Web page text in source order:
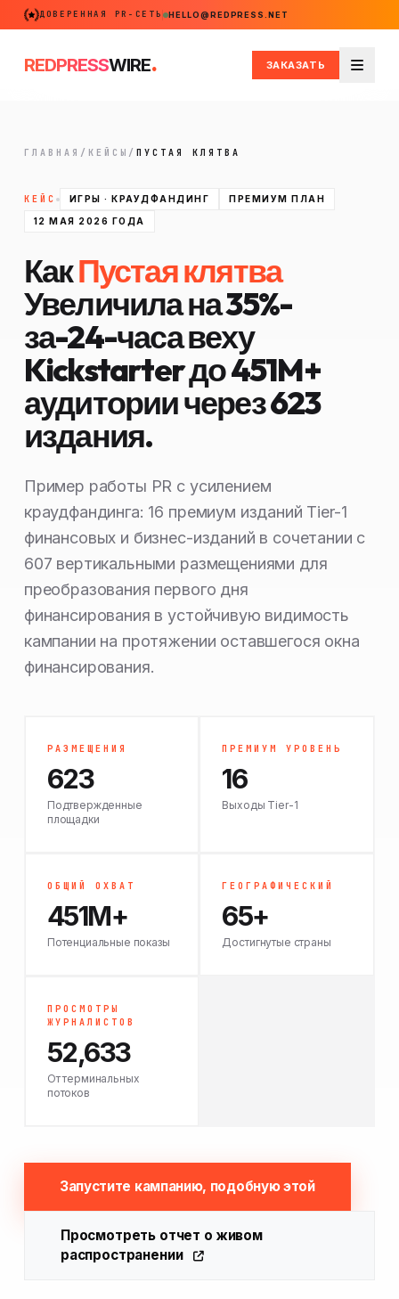
ДОВЕРЕННАЯ PR-СЕТЬ HELLO@REDPRESS.NET
REDPRESSWIRE. ЗАКАЗАТЬ
Меню
ГЛАВНАЯ / КЕЙСЫ / ПУСТАЯ КЛЯТВА
КЕЙС ИГРЫ · КРАУДФАНДИНГ ПРЕМИУМ ПЛАН
12 МАЯ 2026 ГОДА
КакПустая клятва
Увеличила на 35%-
за-24-часа веху
Kickstarter до 451M+
аудитории через 623
издания.
Пример работы PR с усилением
краудфандинга: 16 премиум изданий Tier-1
финансовых и бизнес-изданий в сочетании с
607 вертикальными размещениями для
преобразования первого дня
финансирования в устойчивую видимость
кампании на протяжении оставшегося окна
финансирования.
РАЗМЕЩЕНИЯ
623
Подтвержденные
площадки
ПРЕМИУМ УРОВЕНЬ
16
Выходы Tier-1
ОБЩИЙ ОХВАТ
451M+
Потенциальные показы
ГЕОГРАФИЧЕСКИЙ
65+
Достигнутые страны
ПРОСМОТРЫ
ЖУРНАЛИСТОВ
52,633
От терминальных
потоков
Запустите кампанию, подобную этой
Просмотреть отчет о живом
распространении